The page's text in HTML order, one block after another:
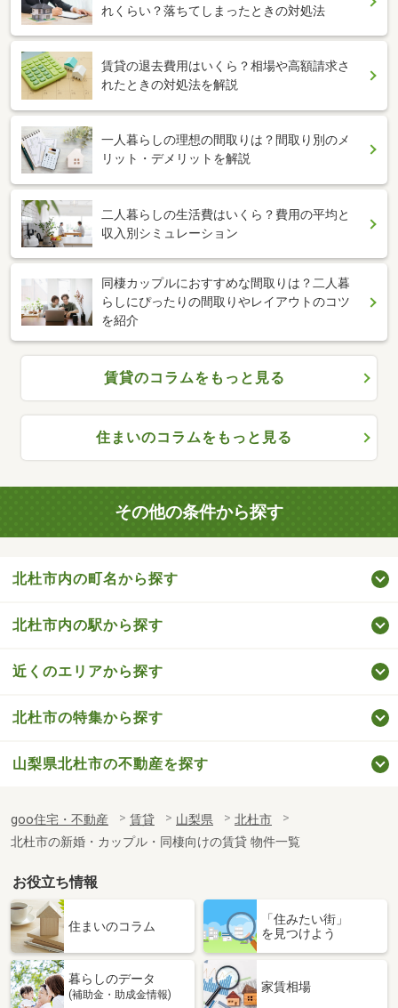
れくらい？落ちてしまったときの対処法
賃貸の退去費用はいくら？相場や高額請求さ
れたときの対処法を解説
一人暮らしの理想の間取りは？間取り別のメ
リット・デメリットを解説
二人暮らしの生活費はいくら？費用の平均と
収入別シミュレーション
同棲カップルにおすすめな間取りは？二人暮
らしにぴったりの間取りやレイアウトのコツ
を紹介
賃貸のコラムをもっと見る
住まいのコラムをもっと見る
その他の条件から探す
北杜市内の町名から探す
北杜市内の駅から探す
近くのエリアから探す
北杜市の特集から探す
山梨県北杜市の不動産を探す
goo住宅・不動産 賃貸 山梨県
北杜市
北杜市の新婚・カップル・同棲向けの賃貸 物件一覧
お役立ち情報
住まいのコラム
「住みたい街」
を見つけよう
暮らしのデータ
(補助金・助成金情報)
家賃相場